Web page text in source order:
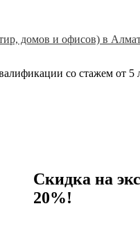
со стажем от 5
Скидка на
20%!